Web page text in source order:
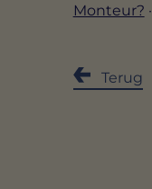
Monteur? ·
Terug